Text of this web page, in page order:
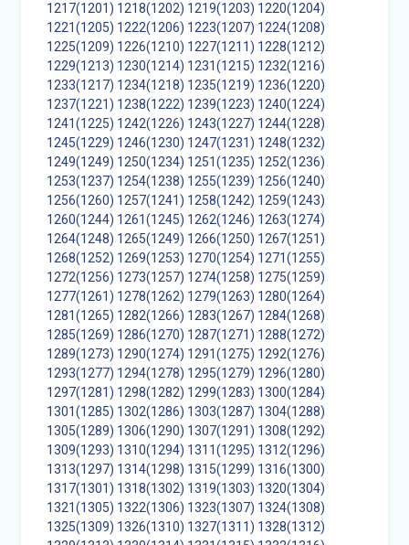
1217(1201) 1218(1202) 1219(1203) 1220(1204)
1221(1205) 1222(1206) 1223(1207) 1224(1208)
1225(1209) 1226(1210) 1227(1211) 1228(1212)
1229(1213) 1230(1214) 1231(1215) 1232(1216)
1233(1217) 1234(1218) 1235(1219) 1236(1220)
1237(1221) 1238(1222) 1239(1223) 1240(1224)
1241(1225) 1242(1226) 1243(1227) 1244(1228)
1245(1229) 1246(1230) 1247(1231) 1248(1232)
1249(1249) 1250(1234) 1251(1235) 1252(1236)
1253(1237) 1254(1238) 1255(1239) 1256(1240)
1256(1260) 1257(1241) 1258(1242) 1259(1243)
1260(1244) 1261(1245) 1262(1246) 1263(1274)
1264(1248) 1265(1249) 1266(1250) 1267(1251)
1268(1252) 1269(1253) 1270(1254) 1271(1255)
1272(1256) 1273(1257) 1274(1258) 1275(1259)
1277(1261) 1278(1262) 1279(1263) 1280(1264)
1281(1265) 1282(1266) 1283(1267) 1284(1268)
1285(1269) 1286(1270) 1287(1271) 1288(1272)
1289(1273) 1290(1274) 1291(1275) 1292(1276)
1293(1277) 1294(1278) 1295(1279) 1296(1280)
1297(1281) 1298(1282) 1299(1283) 1300(1284)
1301(1285) 1302(1286) 1303(1287) 1304(1288)
1305(1289) 1306(1290) 1307(1291) 1308(1292)
1309(1293) 1310(1294) 1311(1295) 1312(1296)
1313(1297) 1314(1298) 1315(1299) 1316(1300)
1317(1301) 1318(1302) 1319(1303) 1320(1304)
1321(1305) 1322(1306) 1323(1307) 1324(1308)
1325(1309) 1326(1310) 1327(1311) 1328(1312)